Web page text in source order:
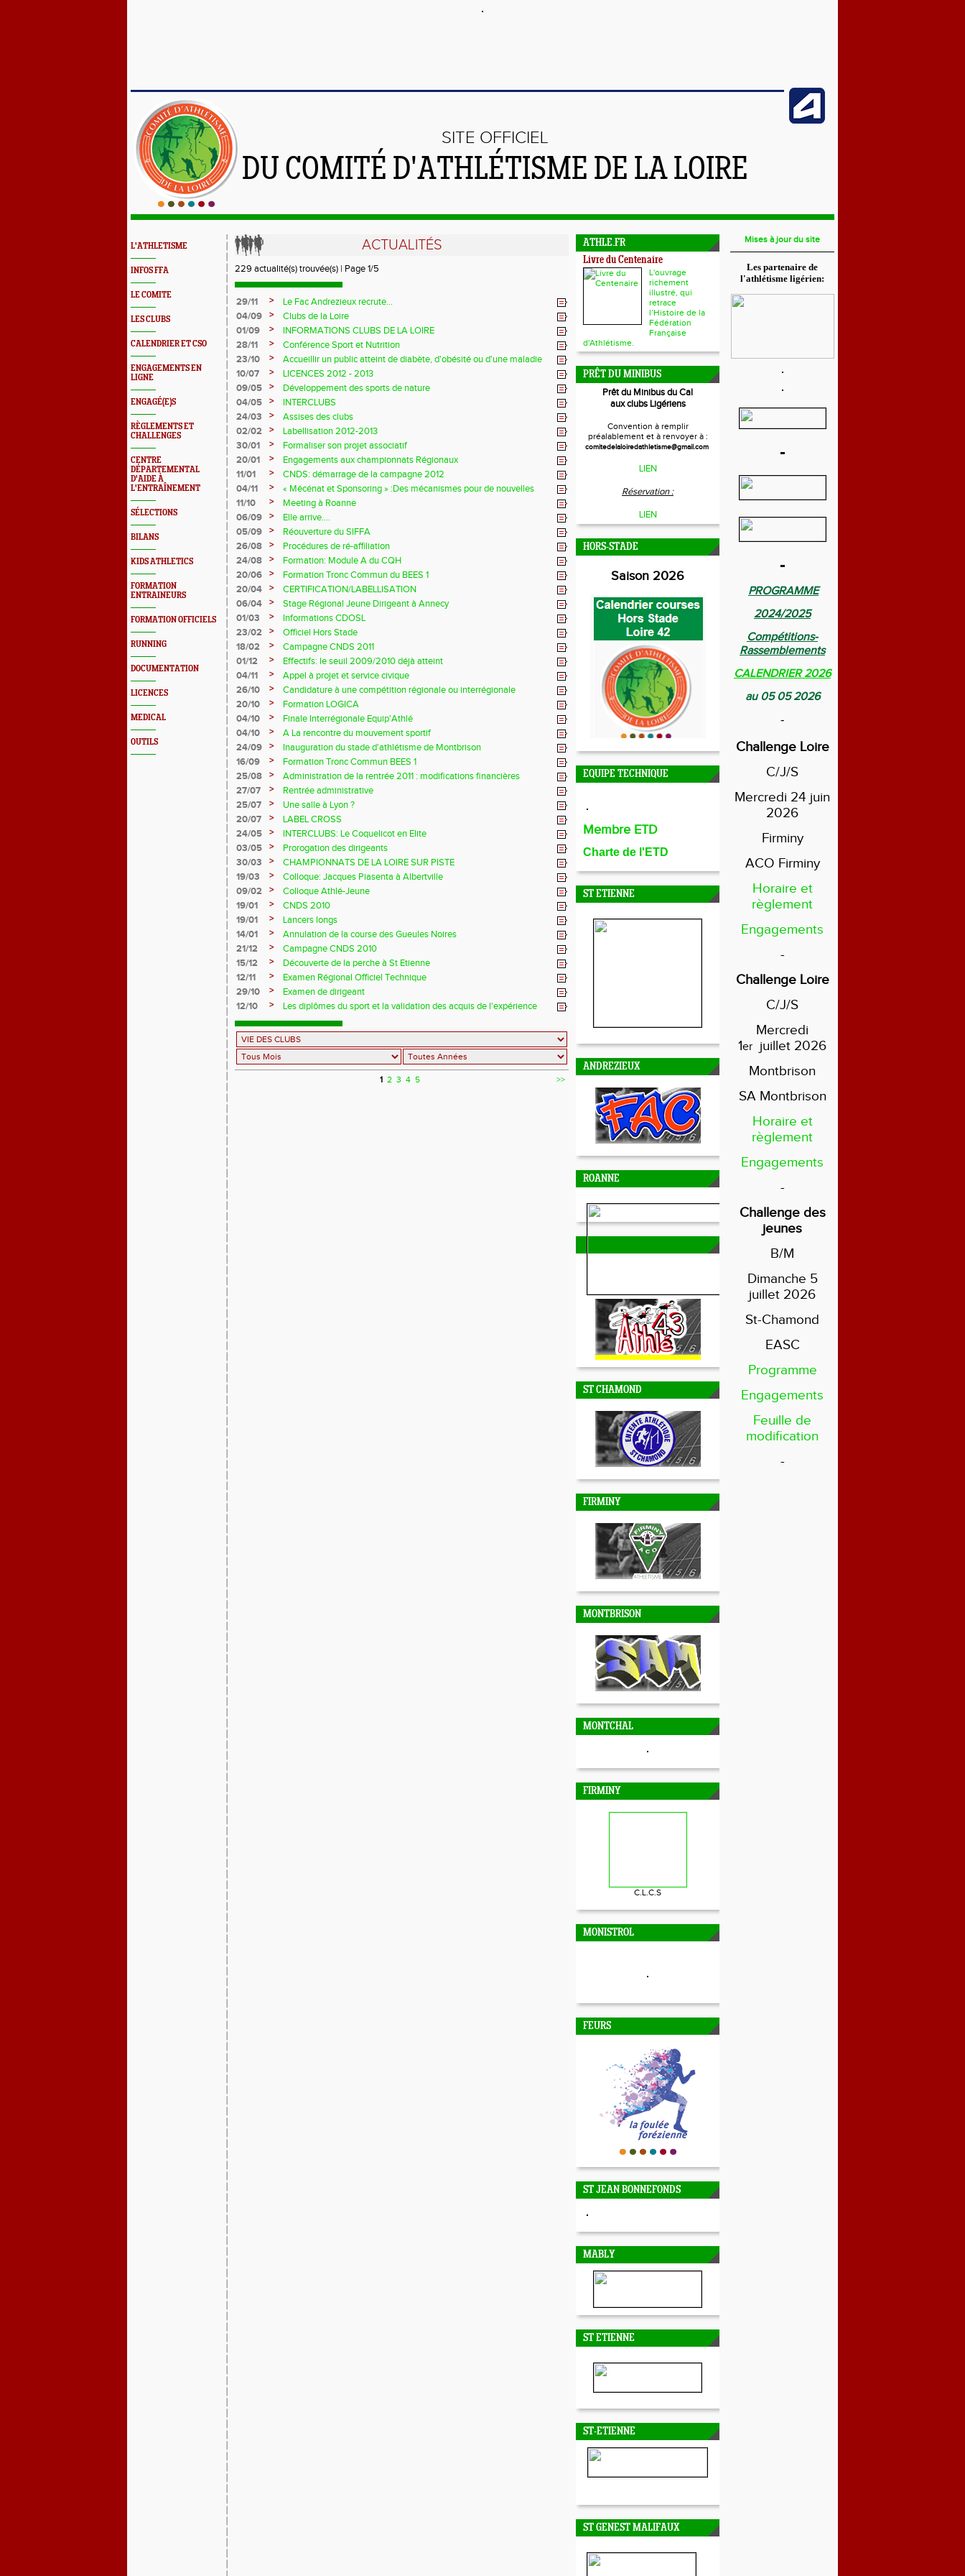
SITE OFFICIEL
DU COMITÉ D'ATHLÉTISME DE LA LOIRE
L'ATHLETISME
INFOS FFA
LE COMITE
LES CLUBS
CALENDRIER ET CSO
ENGAGEMENTS EN
LIGNE
ENGAGÉ(E)S
RÈGLEMENTS ET
CHALLENGES
CENTRE
DÉPARTEMENTAL
D'AIDE À
L'ENTRAÎNEMENT
SÉLECTIONS
BILANS
KIDS ATHLETICS
FORMATION
ENTRAINEURS
FORMATION OFFICIELS
RUNNING
DOCUMENTATION
LICENCES
MEDICAL
OUTILS
ACTUALITÉS
229 actualité(s) trouvée(s) | Page 1/5
29/11 >
Le Fac Andrezieux recrute...
04/09
>
Clubs de la Loire
01/09
>
INFORMATIONS CLUBS DE LA LOIRE
28/11
>
Conférence Sport et Nutrition
23/10
>
Accueillir un public atteint de diabète, d'obésité ou d'une maladie
cardiovasculaire
10/07 >
LICENCES 2012 - 2013
09/05
>
Développement des sports de nature
04/05
>
INTERCLUBS
24/03
>
Assises des clubs
02/02
>
Labellisation 2012-2013
30/01
>
Formaliser son projet associatif
20/01
>
Engagements aux championnats Régionaux
11/01
>
CNDS: démarrage de la campagne 2012
04/11
>
« Mécénat et Sponsoring » :Des mécanismes pour de nouvelles
sources de financements ?
11/10 >
Meeting à Roanne
06/09
>
Elle arrive....
05/09
>
Réouverture du SIFFA
26/08
>
Procédures de ré-affiliation
24/08
>
Formation: Module A du CQH
20/06
>
Formation Tronc Commun du BEES 1
20/04
>
CERTIFICATION/LABELLISATION
06/04
>
Stage Régional Jeune Dirigeant à Annecy
01/03
>
Informations CDOSL
23/02
>
Officiel Hors Stade
18/02
>
Campagne CNDS 2011
01/12
>
Effectifs: le seuil 2009/2010 déjà atteint
04/11
>
Appel à projet et service civique
26/10
>
Candidature à une compétition régionale ou interrégionale
20/10
>
Formation LOGICA
04/10
>
Finale Interrégionale Equip'Athlé
04/10
>
A La rencontre du mouvement sportif
24/09
>
Inauguration du stade d'athlétisme de Montbrison
16/09
>
Formation Tronc Commun BEES 1
25/08
>
Administration de la rentrée 2011 : modifications financières
27/07
>
Rentrée administrative
25/07
>
Une salle à Lyon ?
20/07
>
LABEL CROSS
24/05
>
INTERCLUBS: Le Coquelicot en Elite
03/05
>
Prorogation des dirigeants
30/03
>
CHAMPIONNATS DE LA LOIRE SUR PISTE
19/03
>
Colloque: Jacques Piasenta à Albertville
09/02
>
Colloque Athlé-Jeune
19/01
>
CNDS 2010
19/01
>
Lancers longs
14/01
>
Annulation de la course des Gueules Noires
21/12
>
Campagne CNDS 2010
15/12
>
Découverte de la perche à St Etienne
12/11
>
Examen Régional Officiel Technique
29/10
>
Examen de dirigeant
12/10
>
Les diplômes du sport et la validation des acquis de l'expérience
1 2 3 4 5 >>
ATHLE.FR
Livre du Centenaire
L'ouvrage
richement
illustré, qui
retrace
l’Histoire de la
Fédération
Française
d'Athlétisme.
PRÊT DU MINIBUS
Prêt du Minibus du Cal
aux clubs Ligériens
Convention à remplir
préalablement et à renvoyer à :
comitedelaloiredathletisme@gmail.com
LIEN
Réservation :
LIEN
HORS-STADE
Saison 2026
EQUIPE TECHNIQUE
Membre ETD
Charte de l'ETD
ST ETIENNE
ANDREZIEUX
ROANNE
DUNIERES
ST CHAMOND
FIRMINY
MONTBRISON
MONTCHAL
FIRMINY
C.L.C.S
MONISTROL
FEURS
ST JEAN BONNEFONDS
MABLY
ST ETIENNE
ST-ETIENNE
ST GENEST MALIFAUX
Mises à jour du site
Les partenaire de
l'athlétisme ligérien:
-
-
PROGRAMME
2024/2025
Compétitions-
Rassemblements
CALENDRIER 2026
au 05 05 2026
-
Challenge Loire
C/J/S
Mercredi 24 juin
2026
Firminy
ACO Firminy
Horaire et
règlement
Engagements
-
Challenge Loire
C/J/S
Mercredi
1er juillet 2026
Montbrison
SA Montbrison
Horaire et
règlement
Engagements
-
Challenge des
jeunes
B/M
Dimanche 5
juillet 2026
St-Chamond
EASC
Programme
Engagements
Feuille de
modification
-